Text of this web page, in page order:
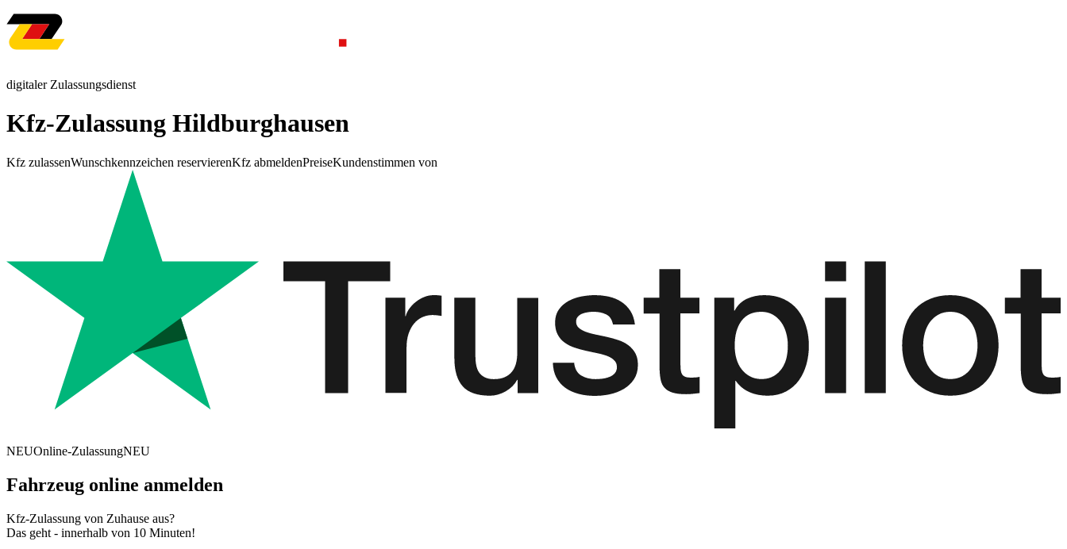
digitaler Zulassungsdienst
Kfz-Zulassung Hildburghausen
Kfz zulassenWunschkennzeichen reservierenKfz abmeldenPreiseKundenstimmen von
NEUOnline-ZulassungNEU
Fahrzeug online anmelden
Kfz-Zulassung von Zuhause aus?
Das geht - innerhalb von 10 Minuten!